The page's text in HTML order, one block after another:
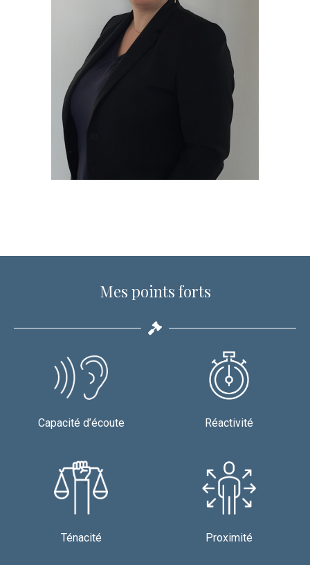
Mes points forts
Capacité d’écoute Réactivité
Ténacité Proximité